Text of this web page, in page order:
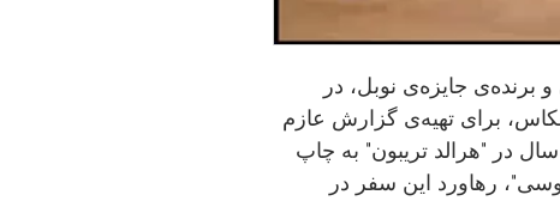
برنده‌ی جایزه‌ی نوبل، در
عکاس، برای تهیه‌ی گزارش عازم
در "هرالد تریبون" به چاپ
رهاورد این سفر در